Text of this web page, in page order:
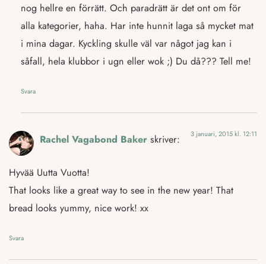
nog hellre en förrätt. Och paradrätt är det ont om för
alla kategorier, haha. Har inte hunnit laga så mycket mat
i mina dagar. Kyckling skulle väl var något jag kan i
såfall, hela klubbor i ugn eller wok ;) Du då??? Tell me!
Svara
Rachel Vagabond Baker skriver: 3 januari, 2015 kl. 12:11
Hyvää Uutta Vuotta!
That looks like a great way to see in the new year! That
bread looks yummy, nice work! xx
Svara